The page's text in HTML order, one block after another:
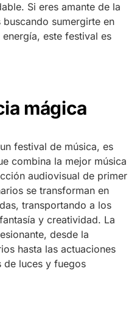
Si eres amante de la
sumergirte en
este festival es
mágica
festival de música, es
combina la mejor música
audiovisual de primer
se transforman en
transportando a los
y creatividad. La
desde la
hasta las actuaciones
de luces y fuegos